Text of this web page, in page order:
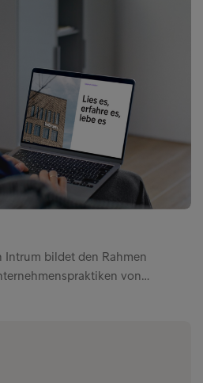
bildet den Rahmen
von…